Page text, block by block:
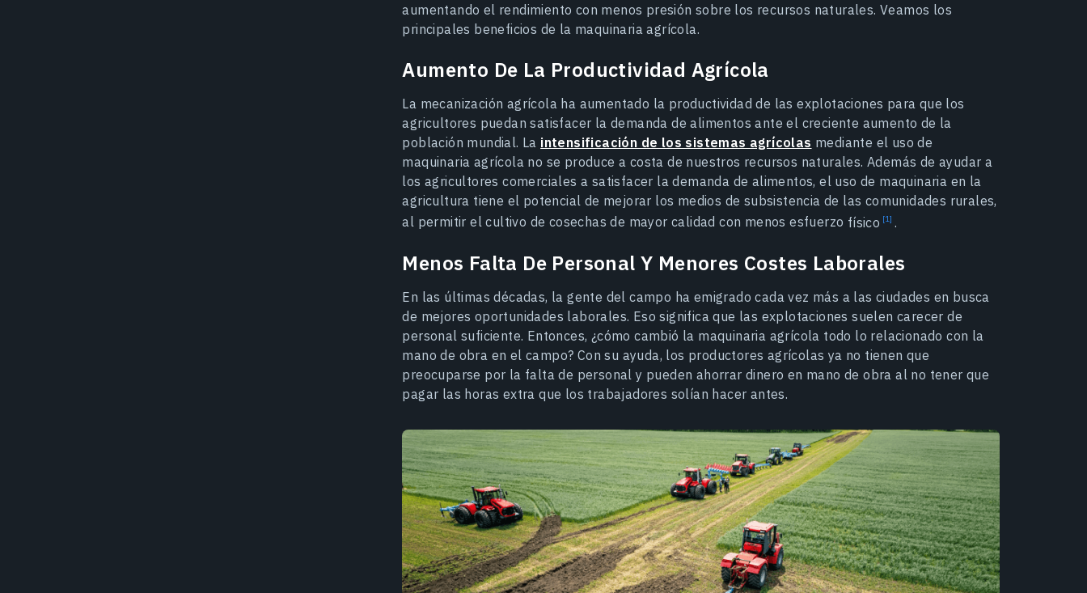
aumentando el rendimiento con menos presión sobre los recursos naturales. Veamos los
principales beneficios de la maquinaria agrícola.
Aumento De La Productividad Agrícola
La mecanización agrícola ha aumentado la productividad de las explotaciones para que los
agricultores puedan satisfacer la demanda de alimentos ante el creciente aumento de la
población mundial. La intensificación de los sistemas agrícolas mediante el uso de
maquinaria agrícola no se produce a costa de nuestros recursos naturales. Además de ayudar a
los agricultores comerciales a satisfacer la demanda de alimentos, el uso de maquinaria en la
agricultura tiene el potencial de mejorar los medios de subsistencia de las comunidades rurales,
al permitir el cultivo de cosechas de mayor calidad con menos esfuerzo físico .
Menos Falta De Personal Y Menores Costes Laborales
En las últimas décadas, la gente del campo ha emigrado cada vez más a las ciudades en busca
de mejores oportunidades laborales. Eso significa que las explotaciones suelen carecer de
personal suficiente. Entonces, ¿cómo cambió la maquinaria agrícola todo lo relacionado con la
mano de obra en el campo? Con su ayuda, los productores agrícolas ya no tienen que
preocuparse por la falta de personal y pueden ahorrar dinero en mano de obra al no tener que
pagar las horas extra que los trabajadores solían hacer antes.